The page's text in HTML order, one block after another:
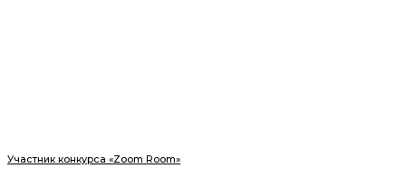
Участник конкурса «Zoom Room»